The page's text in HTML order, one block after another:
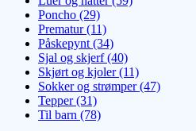
Poncho (29)
Prematur (11)
Påskepynt (34)
Sjal og skjerf (40)
Skjørt og kjoler (11)
Sokker og strømper (47)
Tepper (31)
Til barn (78)